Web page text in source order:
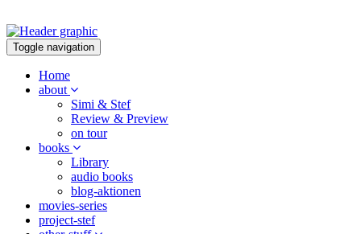
Toggle navigation
Home
about
Simi & Stef
Review & Preview
on tour
books
Library
audio books
blog-aktionen
movies-series
project-stef